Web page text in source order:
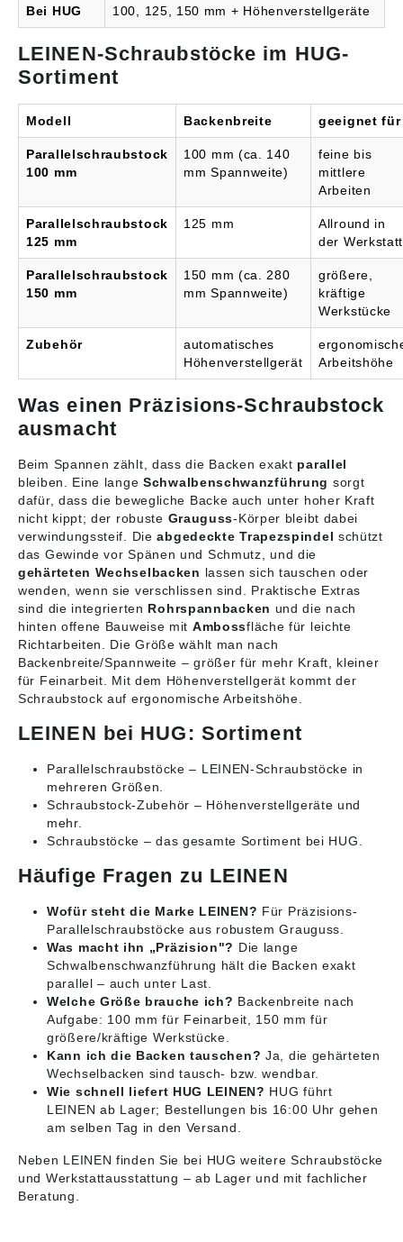
Bei HUG 100, 125, 150 mm + Höhenverstellgeräte
LEINEN-Schraubstöcke im HUG-
Sortiment
Modell Backenbreite geeignet für
Parallelschraubstock
100 mm
100 mm (ca. 140
mm Spannweite)
feine bis
mittlere
Arbeiten
Parallelschraubstock
125 mm
125 mm
Allround in
der Werkstatt
Parallelschraubstock
150 mm
150 mm (ca. 280
mm Spannweite)
größere,
kräftige
Werkstücke
Zubehör
automatisches
Höhenverstellgerät
Arbeitshöhe
Was einen Präzisions-Schraubstock
ausmacht
Beim Spannen zählt, dass die Backen exakt parallel
bleiben. Eine lange Schwalbenschwanzführung sorgt
dafür, dass die bewegliche Backe auch unter hoher Kraft
nicht kippt; der robuste Grauguss-Körper bleibt dabei
verwindungssteif. Dieabgedeckte Trapezspindel schützt
das Gewinde vor Spänen und Schmutz, und die
gehärteten Wechselbacken lassen sich tauschen oder
wenden, wenn sie verschlissen sind. Praktische Extras
sind die integrierten Rohrspannbacken und die nach
hinten offene Bauweise mit Ambossfläche für leichte
Richtarbeiten. Die Größe wählt man nach
Backenbreite/Spannweite – größer für mehr Kraft, kleiner
für Feinarbeit. Mit dem Höhenverstellgerät kommt der
Schraubstock auf ergonomische Arbeitshöhe.
LEINEN bei HUG: Sortiment
Parallelschraubstöcke – LEINEN-Schraubstöcke in
mehreren Größen.
Schraubstock-Zubehör – Höhenverstellgeräte und
mehr.
Schraubstöcke – das gesamte Sortiment bei HUG.
Häufige Fragen zu LEINEN
Wofür steht die Marke LEINEN? Für Präzisions-
Parallelschraubstöcke aus robustem Grauguss.
Was macht ihn „Präzision"? Die lange
Schwalbenschwanzführung hält die Backen exakt
parallel – auch unter Last.
Welche Größe brauche ich? Backenbreite nach
Aufgabe: 100 mm für Feinarbeit, 150 mm für
größere/kräftige Werkstücke.
Kann ich die Backen tauschen? Ja, die gehärteten
Wechselbacken sind tausch- bzw. wendbar.
Wie schnell liefert HUG LEINEN? HUG führt
LEINEN ab Lager; Bestellungen bis 16:00 Uhr gehen
am selben Tag in den Versand.
Neben LEINEN finden Sie bei HUG weitereSchraubstöcke
und Werkstattausstattung – ab Lager und mit fachlicher
Beratung.